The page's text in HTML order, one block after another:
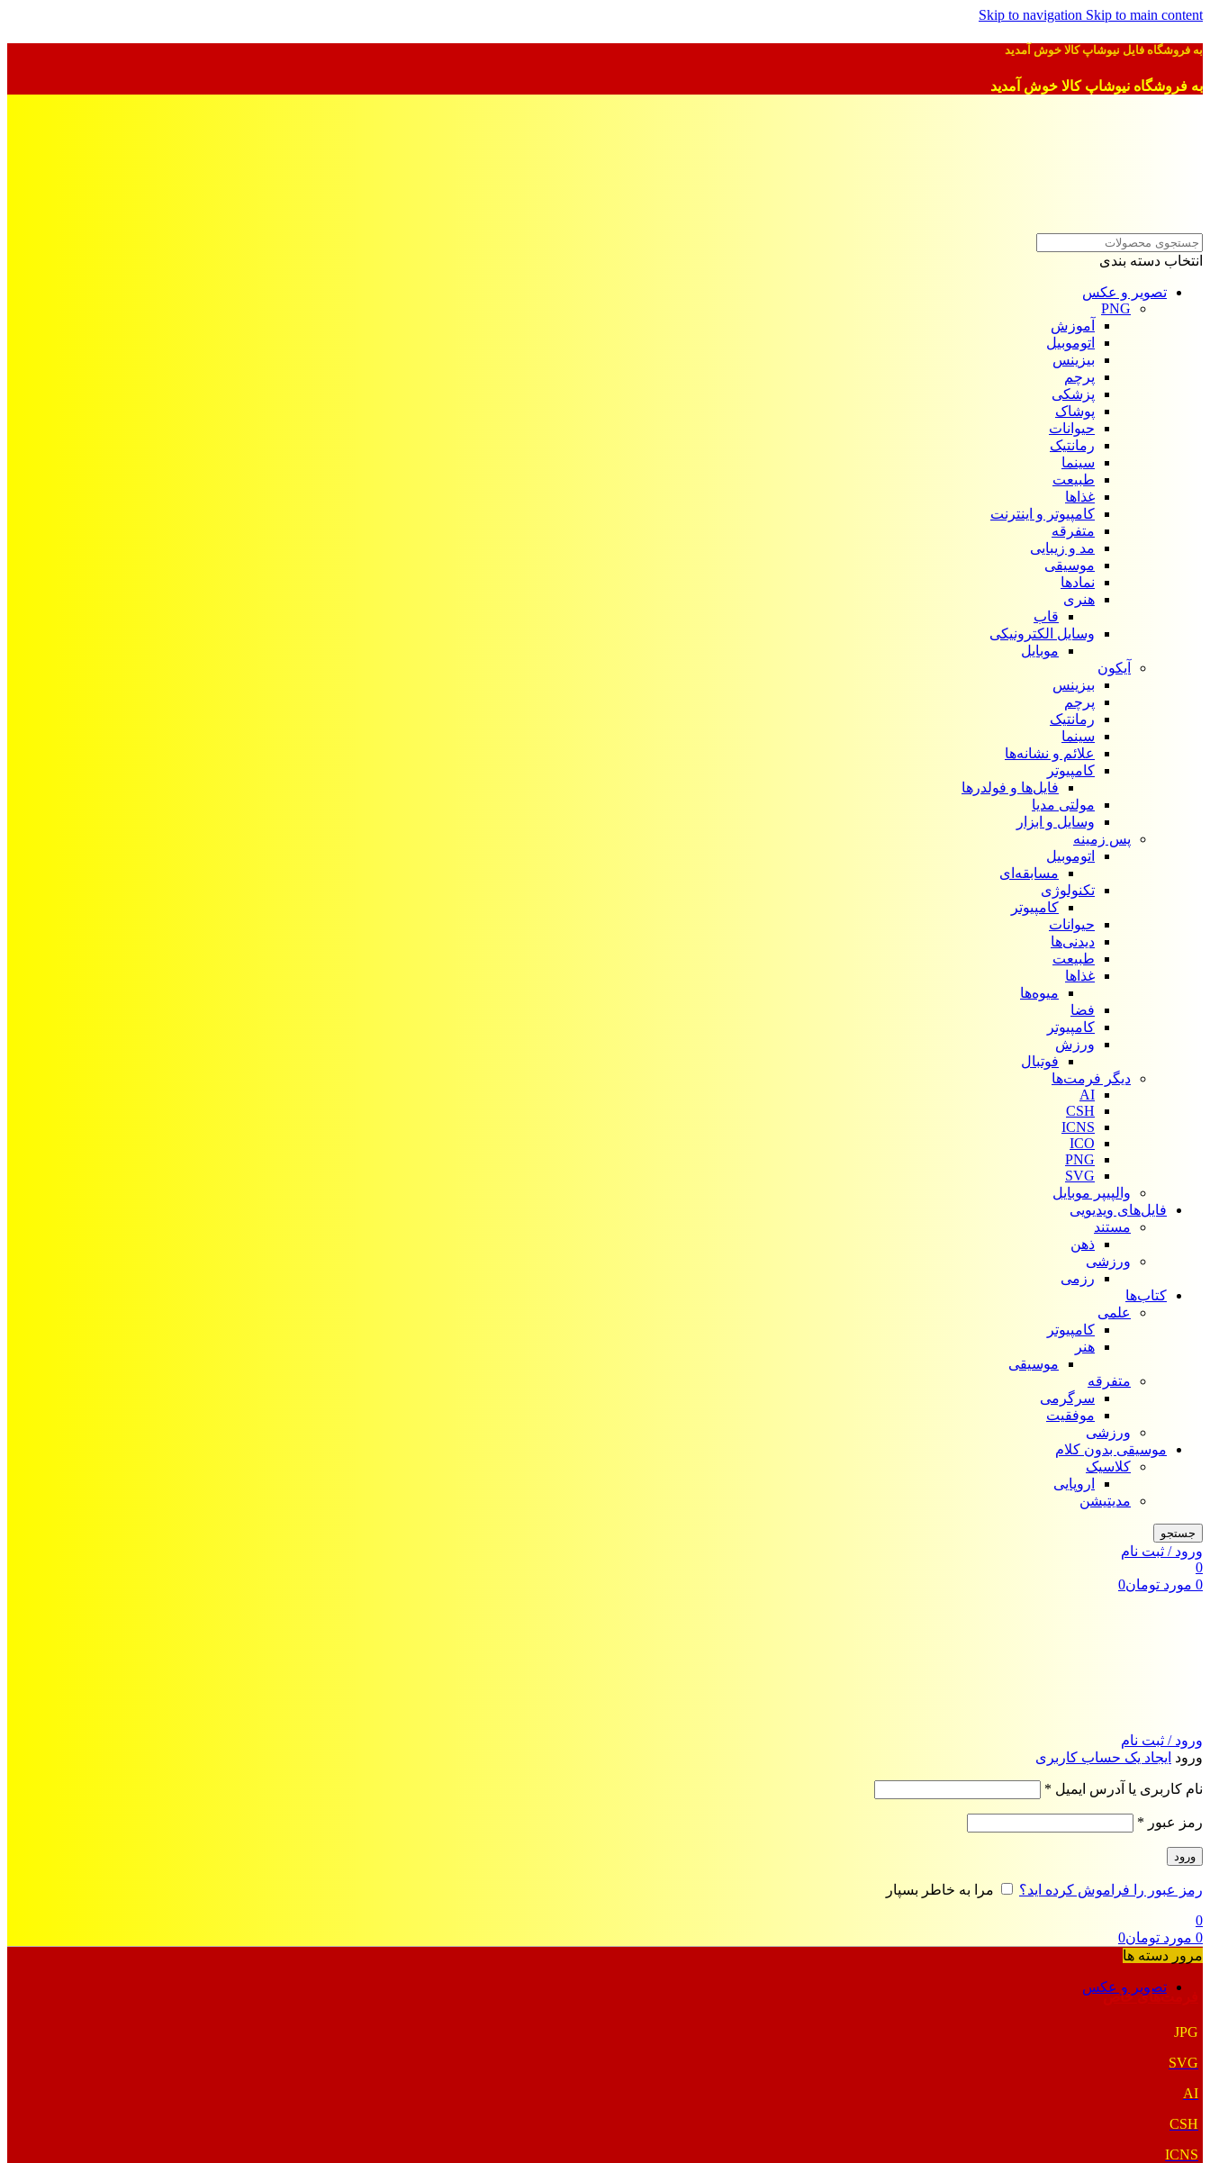
Skip to navigation Skip to main content
به فروشگاه فایل نیوشاپ کالا خوش آمدید
به فروشگاه نیوشاپ کالا خوش آمدید
انتخاب دسته بندی
تصویر و عکس
PNG
آموزش
اتوموبیل
بیزینس
پرچم
پزشکی
پوشاک
حیوانات
رمانتیک
سینما
طبیعت
غذاها
کامپیوتر و اینترنت
متفرقه
مد و زیبایی
موسیقی
نمادها
هنری
قاب
وسایل الکترونیکی
موبایل
آیکون‌
بیزینس
پرچم
رمانتیک
سینما
علائم و نشانه‌ها
کامپیوتر
فایل‌ها و فولدرها
مولتی مدیا
وسایل و ابزار
پس زمینه
اتوموبیل
مسابقه‌ای
تکنولوژی
کامپیوتر
حیوانات
دیدنی‌ها
طبیعت
غذاها
میوه‌ها
فضا
کامپیوتر
ورزش
فوتبال
دیگر فرمت‌ها
AI
CSH
ICNS
ICO
PNG
SVG
والپیپر موبایل
فایل‌های ویدیویی
مستند
ذهن
ورزشی
رزمی
کتاب‌ها
علمی
کامپیوتر
هنر
موسیقی
متفرقه
سرگرمی
موفقیت
ورزشی
موسیقی بدون کلام
کلاسیک
اروپایی
مدیتیشن
جستجو
ورود / ثبت نام
0
0 مورد تومان0
ورود / ثبت نام
ورود ایجاد یک حساب کاربری
نام کاربری یا آدرس ایمیل *
رمز عبور *
ورود
رمز عبور را فراموش کرده اید؟
مرا به خاطر بسپار
0
0 مورد تومان0
مرور دسته ها
تصویر و عکس
فرمت‌های خاص
JPG
SVG
AI
CSH
ICNS